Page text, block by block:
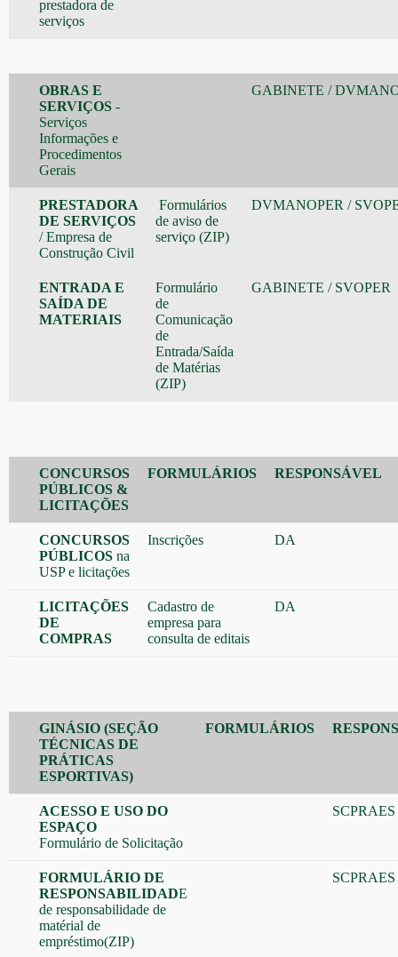
prestadora de
serviços
OBRAS E
SERVIÇOS -
Serviços
Informações e
Procedimentos
Gerais
GABINETE /
PRESTADORA
DE SERVIÇOS
/ Empresa de
Construção Civil
Formulários
de aviso de
serviço (ZIP)
DVMANOPER /
ENTRADA E
SAÍDA DE
MATERIAIS
Formulário
de
Comunicação
de
Entrada/Saída
de Matérias
(ZIP)
GABINETE / SVOPER
CONCURSOS
PÚBLICOS &
LICITAÇÕES
FORMULÁRIOS RESPONSÁVEL
CONCURSOS
PÚBLICOS na
USP e licitações
Inscrições DA
LICITAÇÕES
DE
COMPRAS
Cadastro de
empresa para
consulta de editais
DA
GINÁSIO (SEÇÃO
TÉCNICAS DE
PRÁTICAS
ESPORTIVAS)
FORMULÁRIOS
ACESSO E USO DO
ESPAÇO
Formulário de Solicitação
SCPRAES
FORMULÁRIO DE
RESPONSABILIDADE
de responsabilidade de
matérial de
empréstimo(ZIP)
SCPRAES